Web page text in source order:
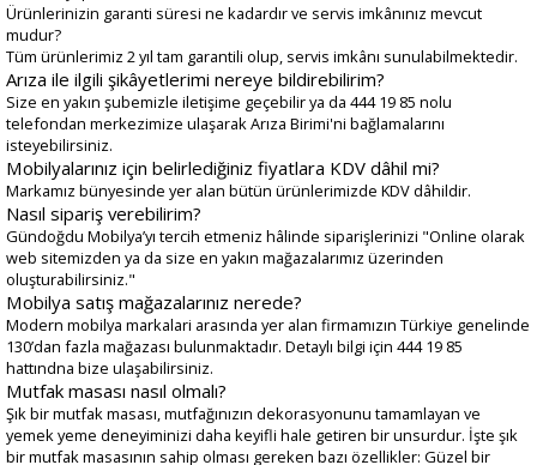
Ürünlerinizin garanti süresi ne kadardır ve servis imkânınız mevcut
mudur?
Tüm ürünlerimiz 2 yıl tam garantili olup, servis imkânı sunulabilmektedir.
Arıza ile ilgili şikâyetlerimi nereye bildirebilirim?
Size en yakın şubemizle iletişime geçebilir ya da 444 19 85 nolu
telefondan merkezimize ulaşarak Arıza Birimi'ni bağlamalarını
isteyebilirsiniz.
Mobilyalarınız için belirlediğiniz fiyatlara KDV dâhil mi?
Markamız bünyesinde yer alan bütün ürünlerimizde KDV dâhildir.
Nasıl sipariş verebilirim?
Gündoğdu Mobilya’yı tercih etmeniz hâlinde siparişlerinizi "Online olarak
web sitemizden ya da size en yakın mağazalarımız üzerinden
oluşturabilirsiniz."
Mobilya satış mağazalarınız nerede?
Modern mobilya markalari arasında yer alan firmamızın Türkiye genelinde
130’dan fazla mağazası bulunmaktadır. Detaylı bilgi için 444 19 85
hattındna bize ulaşabilirsiniz.
Mutfak masası nasıl olmalı?
Şık bir mutfak masası, mutfağınızın dekorasyonunu tamamlayan ve
yemek yeme deneyiminizi daha keyifli hale getiren bir unsurdur. İşte şık
bir mutfak masasının sahip olması gereken bazı özellikler: Güzel bir